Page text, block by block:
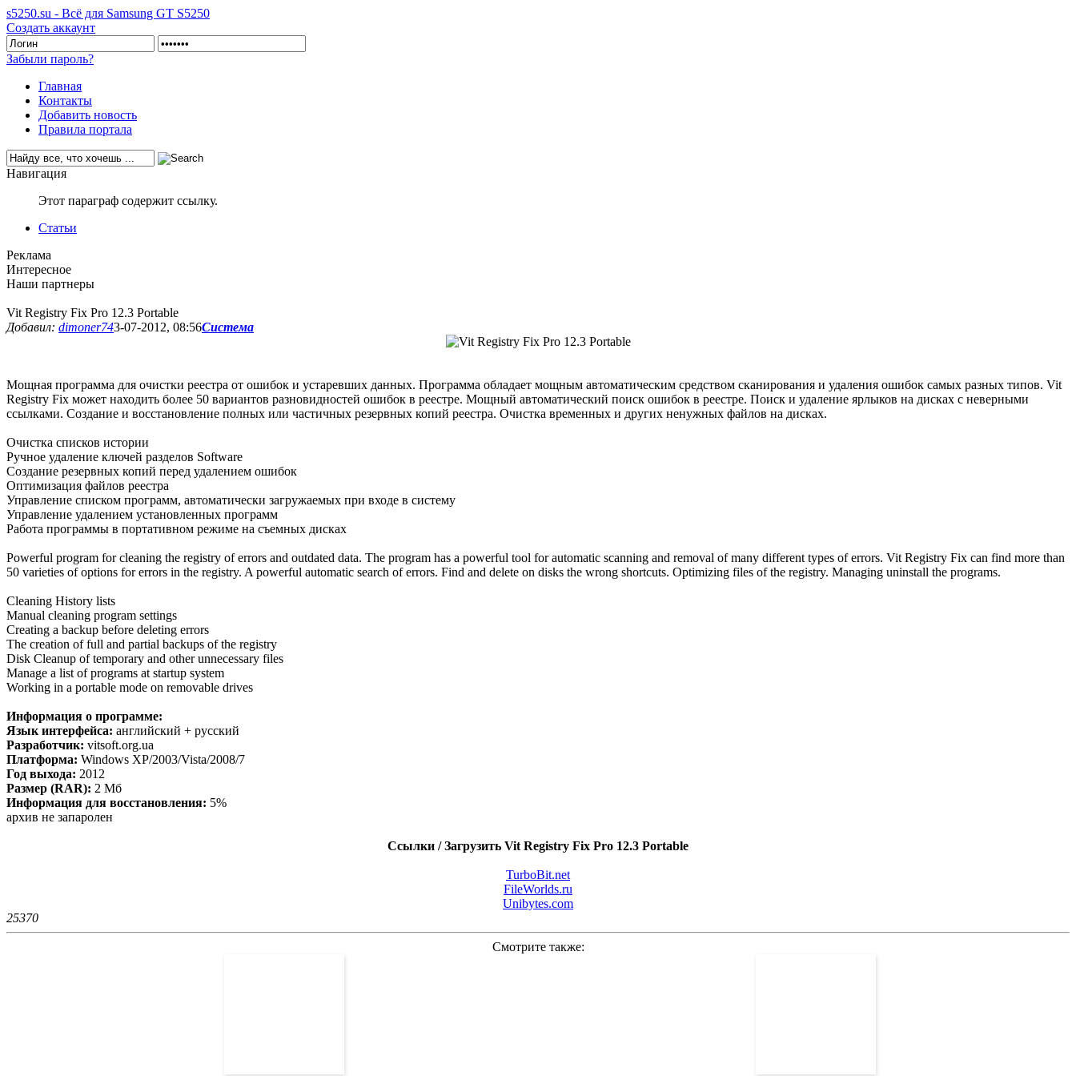
s5250.su - Всё для Samsung GT S5250
Создать аккаунт
Забыли пароль?
Главная
Контакты
Добавить новость
Правила портала
Навигация
Этот параграф содержит ссылку.
Статьи
Реклама
Интересное
Наши партнеры
Vit Registry Fix Pro 12.3 Portable
Добавил: dimoner743-07-2012, 08:56Система
Мощная программа для очистки реестра от ошибок и устаревших данных. Программа обладает мощным автоматическим средством сканирования и удаления ошибок самых разных типов. Vit
Registry Fix может находить более 50 вариантов разновидностей ошибок в реестре. Мощный автоматический поиск ошибок в реестре. Поиск и удаление ярлыков на дисках с неверными
ссылками. Создание и восстановление полных или частичных резервных копий реестра. Очистка временных и других ненужных файлов на дисках.
Очистка списков истории
Ручное удаление ключей разделов Software
Создание резервных копий перед удалением ошибок
Оптимизация файлов реестра
Управление списком программ, автоматически загружаемых при входе в систему
Управление удалением установленных программ
Работа программы в портативном режиме на съемных дисках
Powerful program for cleaning the registry of errors and outdated data. The program has a powerful tool for automatic scanning and removal of many different types of errors. Vit Registry Fix can find more than
50 varieties of options for errors in the registry. A powerful automatic search of errors. Find and delete on disks the wrong shortcuts. Optimizing files of the registry. Managing uninstall the programs.
Cleaning History lists
Manual cleaning program settings
Creating a backup before deleting errors
The creation of full and partial backups of the registry
Disk Cleanup of temporary and other unnecessary files
Manage a list of programs at startup system
Working in a portable mode on removable drives
Информация о программе:
Язык интерфейса: английский + русский
Разработчик: vitsoft.org.ua
Платформа: Windows XP/2003/Vista/2008/7
Год выхода: 2012
Размер (RAR): 2 Мб
Информация для восстановления: 5%
архив не запаролен
Ссылки / Загрузить Vit Registry Fix Pro 12.3 Portable
TurboBit.net
FileWorlds.ru
Unibytes.com
25370
Смотрите также: